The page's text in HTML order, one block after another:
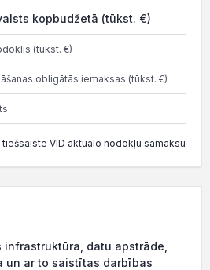
kopbudžetā (tūkst. €)
(tūkst. €)
obligātās iemaksas (tūkst. €)
VID aktuālo nodokļu samaksu
infrastruktūra, datu apstrāde,
un ar to saistītas darbības